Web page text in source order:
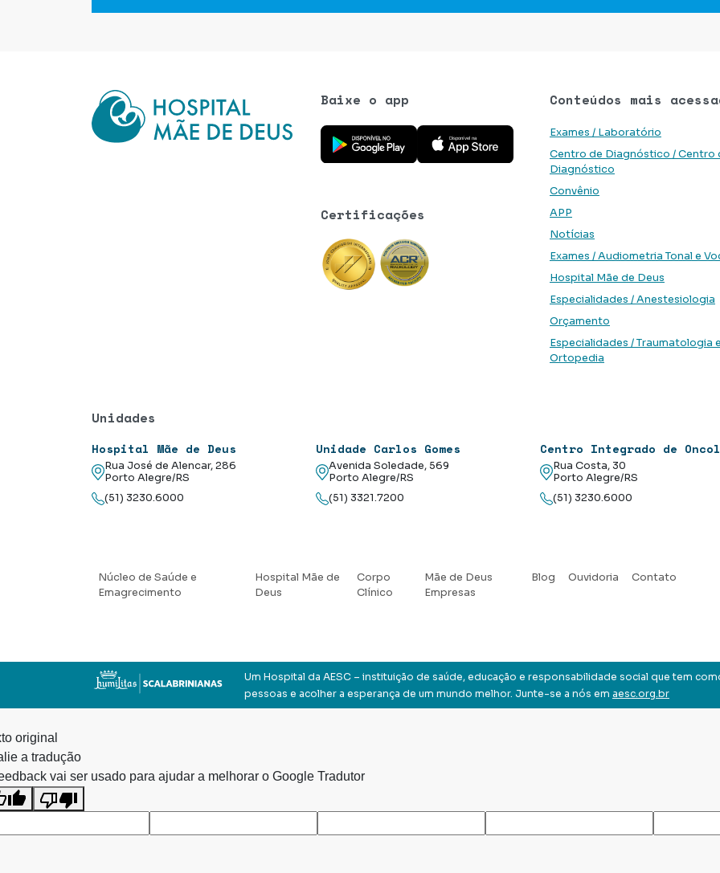
Conteúdos mais
Exames / Laboratório
Centro de Diagnóstico / Centro
Diagnóstico
Convênio
APP
Notícias
Exames / Audiometria Tonal e
Hospital Mãe de Deus
Especialidades / Anestesiologia
Orçamento
Especialidades / Traumatologia e
Ortopedia
Baixe o app
Baixe o aplicativo na Google Play Store
Baixe o aplicativo na App Store
Certificações
Unidades
Hospital Mãe de Deus
Rua José de Alencar, 286
Porto Alegre/RS
(51) 3230.6000
Unidade Carlos Gomes
Avenida Soledade, 569
Porto Alegre/RS
(51) 3321.7200
Centro Integrado de
Rua Costa, 30
Porto Alegre/RS
(51) 3230.6000
Núcleo de Saúde e
Emagrecimento
Hospital Mãe de
Deus
Corpo
Clínico
Mãe de Deus
Empresas
Blog Ouvidoria Contato
Um Hospital da AESC – instituição de saúde, educação e responsabilidade social que tem
pessoas e acolher a esperança de um mundo melhor. Junte-se a nós em aesc.org.br
original
a tradução
vai ser usado para ajudar a melhorar o Google Tradutor